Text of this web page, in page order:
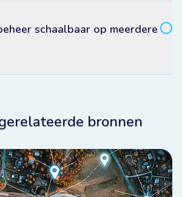
schaalbaar op meerdere
bronnen